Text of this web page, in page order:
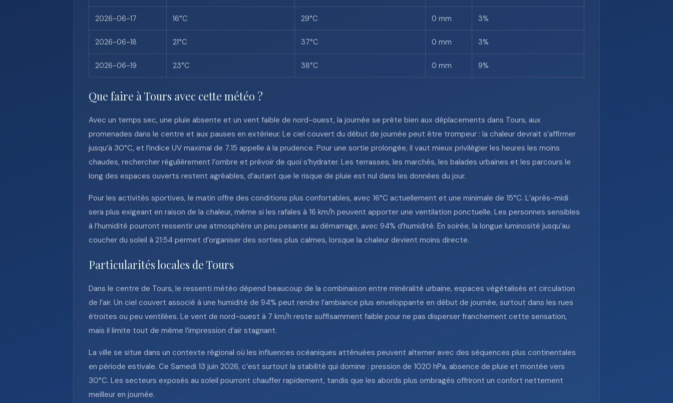
2026-06-17 16°C 29°C 0 mm 3%
2026-06-18 21°C 37°C 0 mm 3%
2026-06-19 23°C 38°C 0 mm 9%
Que faire à Tours avec cette météo ?
Avec un temps sec, une pluie absente et un vent faible de nord-ouest, la journée se prête bien aux déplacements dans Tours, aux
promenades dans le centre et aux pauses en extérieur. Le ciel couvert du début de journée peut être trompeur : la chaleur devrait s’affirmer
jusqu’à 30°C, et l’indice UV maximal de 7.15 appelle à la prudence. Pour une sortie prolongée, il vaut mieux privilégier les heures les moins
chaudes, rechercher régulièrement l’ombre et prévoir de quoi s’hydrater. Les terrasses, les marchés, les balades urbaines et les parcours le
long des espaces ouverts restent agréables, d’autant que le risque de pluie est nul dans les données du jour.
Pour les activités sportives, le matin offre des conditions plus confortables, avec 16°C actuellement et une minimale de 15°C. L’après-midi
sera plus exigeant en raison de la chaleur, même si les rafales à 16 km/h peuvent apporter une ventilation ponctuelle. Les personnes sensibles
à l’humidité pourront ressentir une atmosphère un peu pesante au démarrage, avec 94% d’humidité. En soirée, la longue luminosité jusqu’au
coucher du soleil à 21:54 permet d’organiser des sorties plus calmes, lorsque la chaleur devient moins directe.
Particularités locales de Tours
Dans le centre de Tours, le ressenti météo dépend beaucoup de la combinaison entre minéralité urbaine, espaces végétalisés et circulation
de l’air. Un ciel couvert associé à une humidité de 94% peut rendre l’ambiance plus enveloppante en début de journée, surtout dans les rues
étroites ou peu ventilées. Le vent de nord-ouest à 7 km/h reste suffisamment faible pour ne pas disperser franchement cette sensation,
mais il limite tout de même l’impression d’air stagnant.
La ville se situe dans un contexte régional où les influences océaniques atténuées peuvent alterner avec des séquences plus continentales
en période estivale. Ce Samedi 13 juin 2026, c’est surtout la stabilité qui domine : pression de 1020 hPa, absence de pluie et montée vers
30°C. Les secteurs exposés au soleil pourront chauffer rapidement, tandis que les abords plus ombragés offriront un confort nettement
meilleur en journée.